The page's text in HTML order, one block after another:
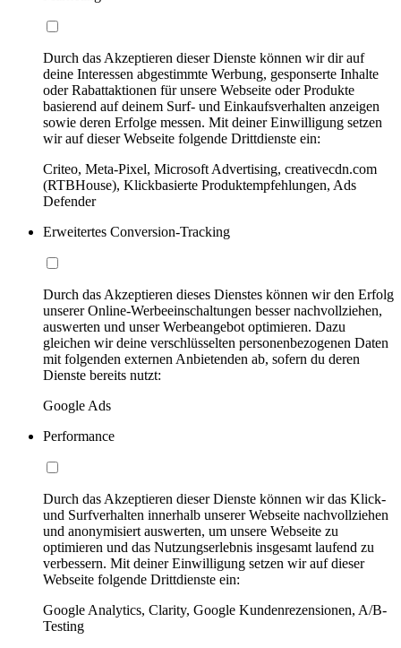
Durch das Akzeptieren dieser Dienste können wir dir auf
deine Interessen abgestimmte Werbung, gesponserte Inhalte
oder Rabattaktionen für unsere Webseite oder Produkte
basierend auf deinem Surf- und Einkaufsverhalten anzeigen
sowie deren Erfolge messen. Mit deiner Einwilligung setzen
wir auf dieser Webseite folgende Drittdienste ein:
Criteo, Meta-Pixel, Microsoft Advertising, creativecdn.com
(RTBHouse), Klickbasierte Produktempfehlungen, Ads
Defender
Erweitertes Conversion-Tracking
Durch das Akzeptieren dieses Dienstes können wir den Erfolg
unserer Online-Werbeeinschaltungen besser nachvollziehen,
auswerten und unser Werbeangebot optimieren. Dazu
gleichen wir deine verschlüsselten personenbezogenen Daten
mit folgenden externen Anbietenden ab, sofern du deren
Dienste bereits nutzt:
Google Ads
Performance
Durch das Akzeptieren dieser Dienste können wir das Klick-
und Surfverhalten innerhalb unserer Webseite nachvollziehen
und anonymisiert auswerten, um unsere Webseite zu
optimieren und das Nutzungserlebnis insgesamt laufend zu
verbessern. Mit deiner Einwilligung setzen wir auf dieser
Webseite folgende Drittdienste ein:
Google Analytics, Clarity, Google Kundenrezensionen, A/B-
Testing